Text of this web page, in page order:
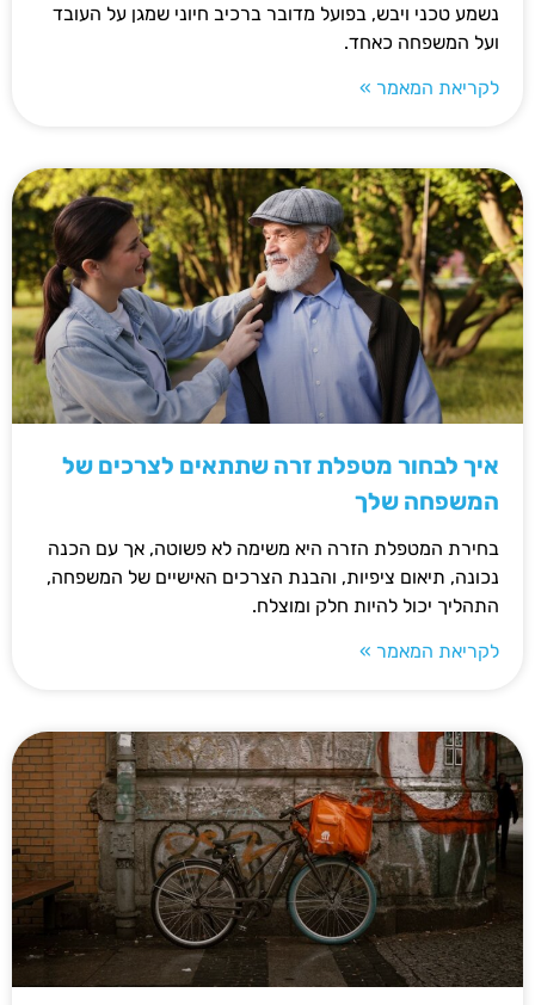
נשמע טכני ויבש, בפועל מדובר ברכיב חיוני שמגן על העובד
ועל המשפחה כאחד.
לקריאת המאמר »
איך לבחור מטפלת זרה שתתאים לצרכים של
המשפחה שלך
בחירת המטפלת הזרה היא משימה לא פשוטה, אך עם הכנה
נכונה, תיאום ציפיות, והבנת הצרכים האישיים של המשפחה,
התהליך יכול להיות חלק ומוצלח.
לקריאת המאמר »